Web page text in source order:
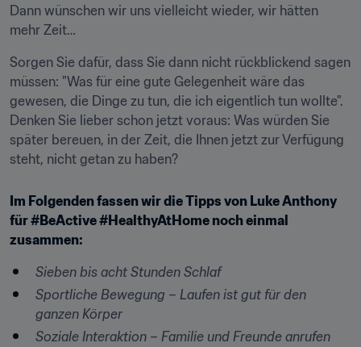
Dann wünschen wir uns vielleicht wieder, wir hätten
mehr Zeit…
Sorgen Sie dafür, dass Sie dann nicht rückblickend sagen
müssen: "Was für eine gute Gelegenheit wäre das
gewesen, die Dinge zu tun, die ich eigentlich tun wollte".
Denken Sie lieber schon jetzt voraus: Was würden Sie
später bereuen, in der Zeit, die Ihnen jetzt zur Verfügung
steht, nicht getan zu haben?
Im Folgenden fassen wir die Tipps von Luke Anthony
für #BeActive #HealthyAtHome noch einmal
zusammen:
Sieben bis acht Stunden Schlaf
Sportliche Bewegung – Laufen ist gut für den
ganzen Körper
Soziale Interaktion – Familie und Freunde anrufen